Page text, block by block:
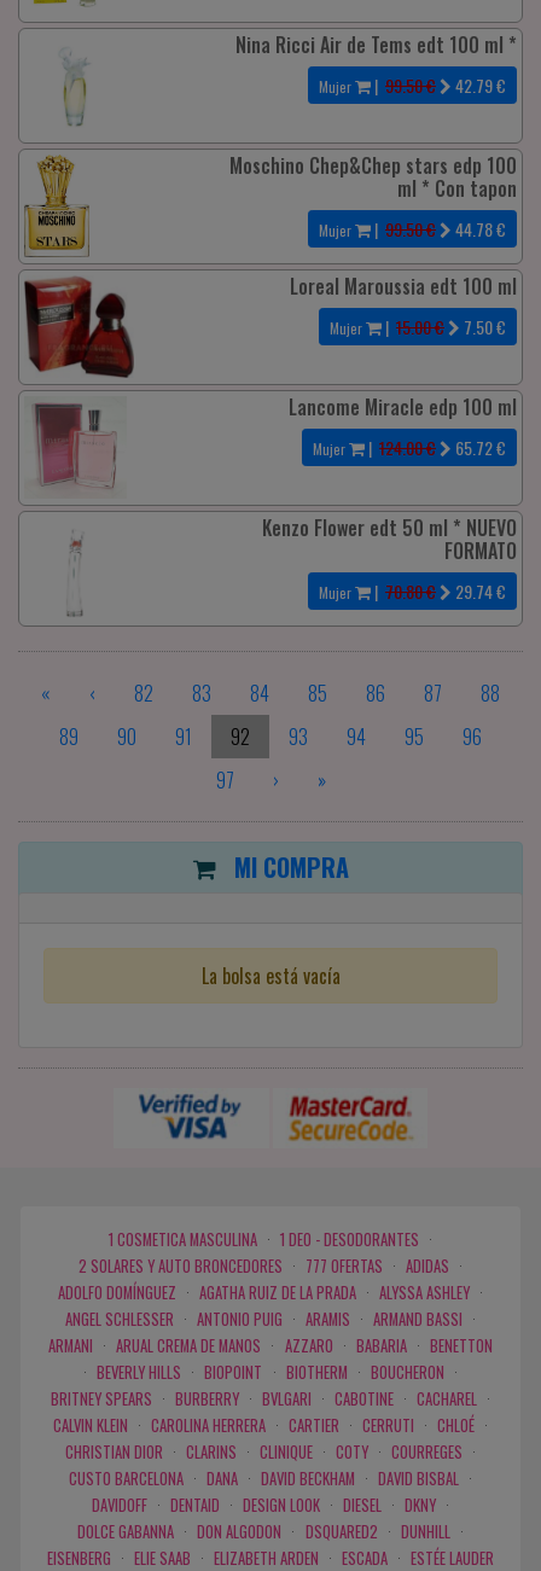
Nina Ricci Air de Tems edt 100 ml *
Mujer | 99.50 € 42.79€
Moschino Chep&Chep stars edp 100
ml * Con tapon
Mujer | 99.50 € 44.78€
Loreal Maroussia edt 100 ml
Mujer | 15.00 € 7.50€
Lancome Miracle edp 100 ml
Mujer | 124.00 € 65.72€
Kenzo Flower edt 50 ml * NUEVO
FORMATO
Mujer | 70.80 € 29.74€
« ‹ 82 83 84 85 86 87
88
89
90 91 92 93 94 95
96
97
› »
MI COMPRA
La bolsa está vacía
1 COSMETICA MASCULINA · 1 DEO - DESODORANTES ·
2 SOLARES Y AUTO BRONCEDORES · 777 OFERTAS · ADIDAS ·
ADOLFO DOMÍNGUEZ · AGATHA RUIZ DE LA PRADA · ALYSSA ASHLEY ·
ANGEL SCHLESSER · ANTONIO PUIG · ARAMIS · ARMAND BASSI ·
ARMANI · ARUAL CREMA DE MANOS · AZZARO · BABARIA · BENETTON
· BEVERLY HILLS · BIOPOINT · BIOTHERM · BOUCHERON ·
BRITNEY SPEARS · BURBERRY · BVLGARI · CABOTINE · CACHAREL ·
CALVIN KLEIN · CAROLINA HERRERA · CARTIER · CERRUTI · CHLOÉ ·
CHRISTIAN DIOR · CLARINS · CLINIQUE · COTY · COURREGES ·
CUSTO BARCELONA · DANA · DAVID BECKHAM · DAVID BISBAL ·
DAVIDOFF · DENTAID · DESIGN LOOK · DIESEL · DKNY ·
DOLCE GABANNA · DON ALGODON · DSQUARED2 · DUNHILL ·
EISENBERG · ELIE SAAB · ELIZABETH ARDEN · ESCADA · ESTÉE LAUDER